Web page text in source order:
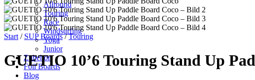
Allround
Touring
Race
Windsurfing
Yoga
Junior
Zubehör
Foil Boards
Blog
Start / SUP Boards / Touring
GUETIO 10’6 Touring Stand Up